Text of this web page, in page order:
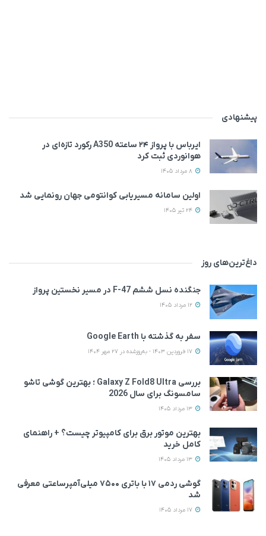
پیشنهادی
ایرباس با پرواز ۲۴ ساعته A350 رکورد تازه‌ای در
هوانوردی ثبت کرد
اولین سامانه مسیریابی کوانتومی جهان رونمایی شد
داغ‌ترین‌های روز
جنگنده نسل ششم F-47 در مسیر نخستین پرواز
سفر به گذشته با Google Earth
بررسی Galaxy Z Fold8 Ultra ؛ بهترین گوشی تاشو
سامسونگ برای سال 2026
بهترین موتور برق برای کامپیوتر چیست؟ + راهنمای
کامل خرید
گوشی ردمی ۱۷ با باتری ۷۵۰۰ میلی‌آمپرساعتی معرفی
شد